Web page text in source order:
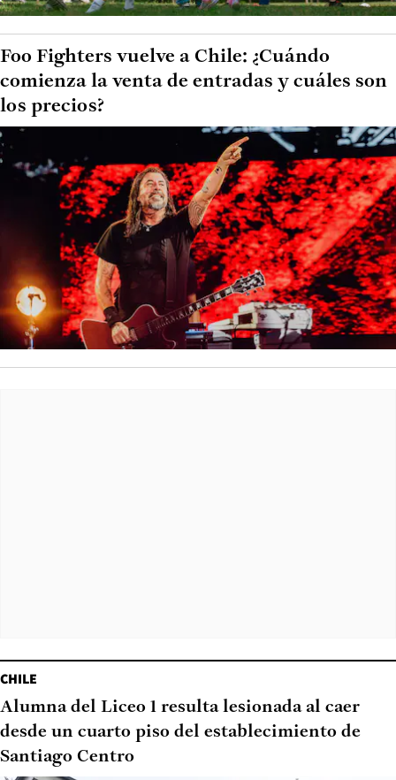
Foo Fighters vuelve a Chile: ¿Cuándo
comienza la venta de entradas y cuáles son
los precios?
CHILE
Alumna del Liceo 1 resulta lesionada al caer
desde un cuarto piso del establecimiento de
Santiago Centro